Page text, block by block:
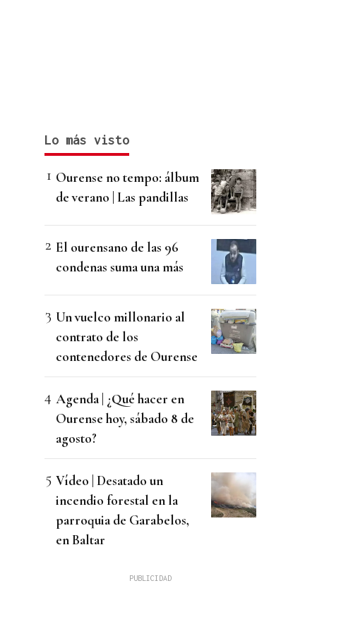
Lo más visto
Ourense no tempo: álbum
de verano | Las pandillas
El ourensano de las 96
condenas suma una más
Un vuelco millonario al
contrato de los
contenedores de Ourense
Agenda | ¿Qué hacer en
Ourense hoy, sábado 8 de
agosto?
Vídeo | Desatado un
incendio forestal en la
parroquia de Garabelos,
en Baltar